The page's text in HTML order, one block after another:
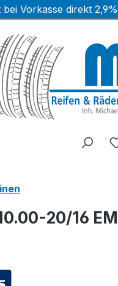
springen
Vorkasse direkt
20/16